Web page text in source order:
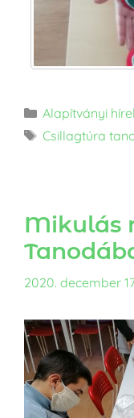
Alapítványi
Csillagtúra
Mikulás
2020. december